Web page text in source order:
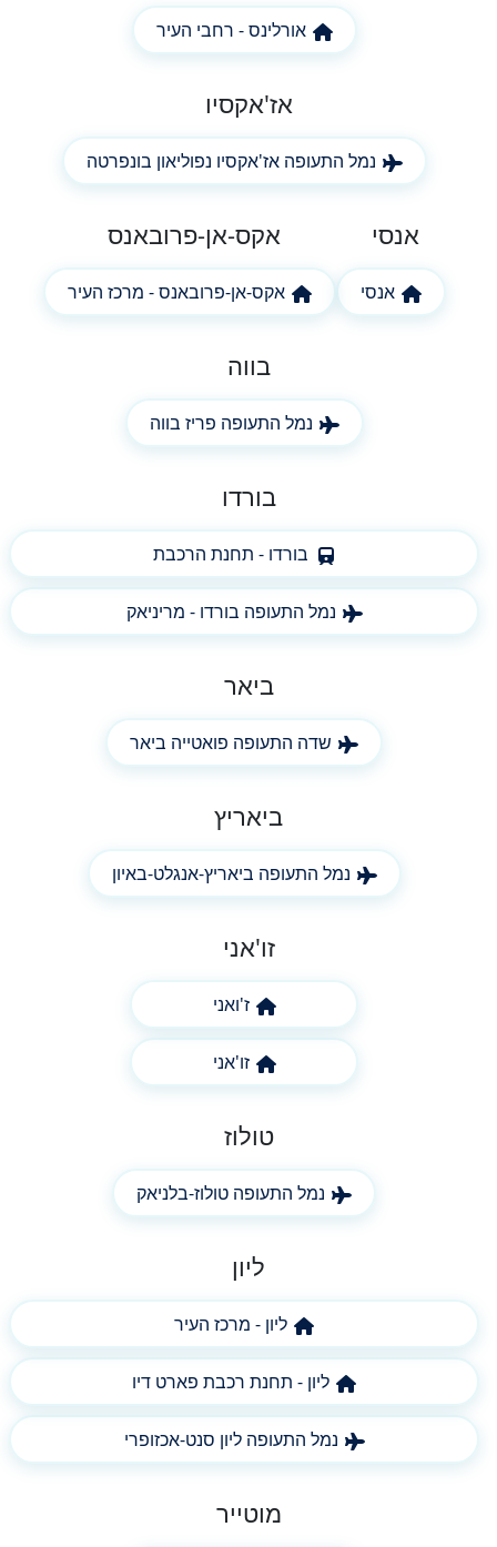
אורלינס - רחבי העיר
אז'אקסיו
נמל התעופה אז'אקסיו נפוליאון בונפרטה
אנסי
אנסי
אקס-אן-פרובאנס
אקס-אן-פרובאנס - מרכז העיר
בווה
נמל התעופה פריז בווה
בורדו
בורדו - תחנת הרכבת
נמל התעופה בורדו - מריניאק
ביאר
שדה התעופה פואטייה ביאר
ביאריץ
נמל התעופה ביאריץ-אנגלט-באיון
זו'אני
ז'ואני
זו'אני
טולוז
נמל התעופה טולוז-בלניאק
ליון
ליון - מרכז העיר
ליון - תחנת רכבת פארט דיו
נמל התעופה ליון סנט-אכזופרי
מוטייר